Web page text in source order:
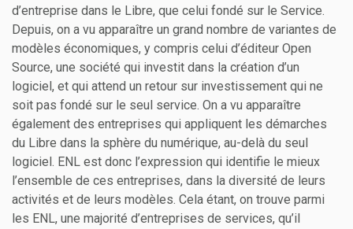
d’entreprise dans le Libre, que celui fondé sur le Service.
Depuis, on a vu apparaître un grand nombre de variantes de
modèles économiques, y compris celui d’éditeur Open
Source, une société qui investit dans la création d’un
logiciel, et qui attend un retour sur investissement qui ne
soit pas fondé sur le seul service. On a vu apparaître
également des entreprises qui appliquent les démarches
du Libre dans la sphère du numérique, au-delà du seul
logiciel. ENL est donc l’expression qui identifie le mieux
l’ensemble de ces entreprises, dans la diversité de leurs
activités et de leurs modèles. Cela étant, on trouve parmi
les ENL, une majorité d’entreprises de services, qu’il